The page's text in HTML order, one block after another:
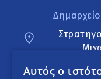
Αυτός ο